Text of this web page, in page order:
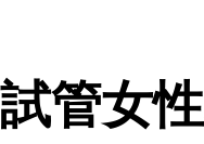
試管女